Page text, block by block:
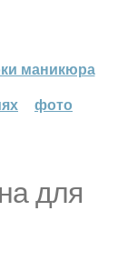
маникюра
фото
для